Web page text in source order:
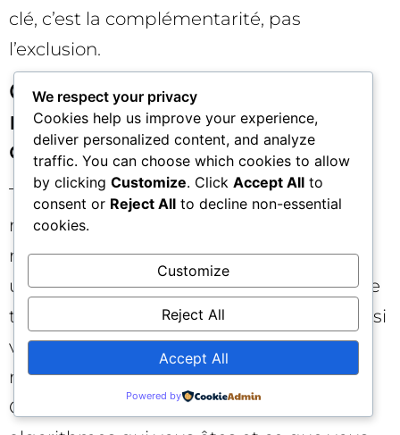
clé, c’est la complémentarité, pas
l’exclusion.
Comment protéger la
marque si l’IA “élargit” le
ciblage ?
Trois axes: 1) une campagne dédiée
marque en Exact, 2) des listes négatives
robustes partagées entre campagnes, 3)
une surveillance régulière des rapports de
termes et des placements. Renforcez aussi
vos signaux de marque (pages “Officiel”,
mentions légales, FAQ, schémas
Organization) pour clarifier aux
We respect your privacy
Cookies help us improve your experience,
deliver personalized content, and analyze
traffic. You can choose which cookies to allow
by clicking Customize. Click Accept All to
consent or Reject All to decline non-essential
cookies.
Customize
Reject All
Accept All
Powered by